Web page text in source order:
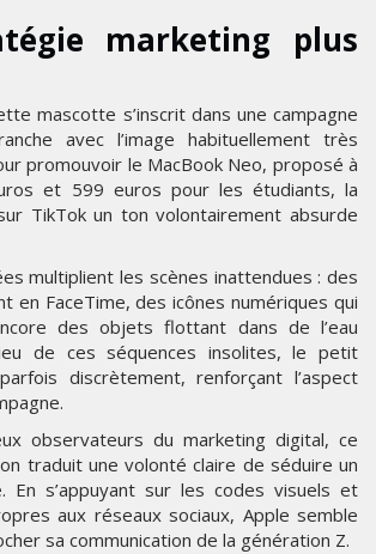
marketing plus
mascotte s’inscrit dans une campagne
avec l’image habituellement très
promouvoir le MacBook Neo, proposé à
et 599 euros pour les étudiants, la
TikTok un ton volontairement absurde
multiplient les scènes inattendues : des
en FaceTime, des icônes numériques qui
des objets flottant dans de l’eau
de ces séquences insolites, le petit
discrètement, renforçant l’aspect
observateurs du marketing digital, ce
traduit une volonté claire de séduire un
En s’appuyant sur les codes visuels et
aux réseaux sociaux, Apple semble
sa communication de la génération Z.